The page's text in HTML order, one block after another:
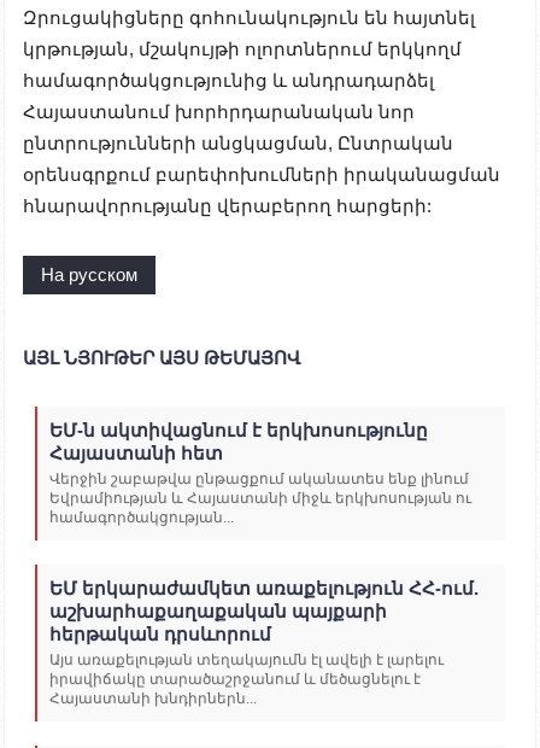
Զրուցակիցները գոհունակություն են հայտնել
կրթության, մշակույթի ոլորտներում երկկողմ
համագործակցությունից և անդրադարձել
Հայաստանում խորհրդարանական նոր
ընտրությունների անցկացման, Ընտրական
օրենսգրքում բարեփոխումների իրականացման
հնարավորությանը վերաբերող հարցերի:
На русском
ԱՅԼ ՆՅՈՒԹԵՐ ԱՅՍ ԹԵՄԱՅՈՎ
ԵՄ-ն ակտիվացնում է երկխոսությունը
Հայաստանի հետ
Վերջին շաբաթվա ընթացքում ականատես ենք լինում
Եվրամիության և Հայաստանի միջև երկխոսության ու
համագործակցության...
ԵՄ երկարաժամկետ առաքելություն ՀՀ-ում.
աշխարհաքաղաքական պայքարի
հերթական դրսևորում
Այս առաքելության տեղակայումն էլ ավելի է լարելու
իրավիճակը տարածաշրջանում և մեծացնելու է
Հայաստանի խնդիրներն...